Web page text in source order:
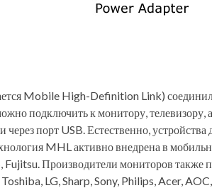
Mobile High-Definition Link)
подключить к монитору, телевизору,
порт USB. Естественно, устройства
MHL активно внедрена в
Fujitsu. Производители мониторов
LG, Sharp, Sony, Philips, Acer,